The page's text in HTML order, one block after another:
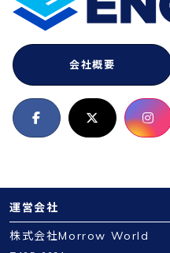
会社概要
運営会社
株式会社Morrow World